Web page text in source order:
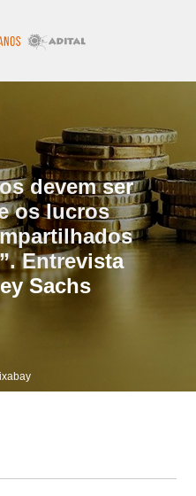
devem ser
os lucros
Entrevista
Sachs